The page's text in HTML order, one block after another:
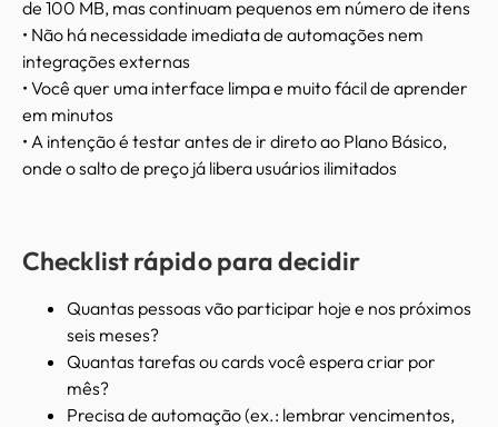
de 100 MB, mas continuam pequenos em número de itens
• Não há necessidade imediata de automações nem
integrações externas
• Você quer uma interface limpa e muito fácil de aprender
em minutos
• A intenção é testar antes de ir direto ao Plano Básico,
onde o salto de preço já libera usuários ilimitados
Checklist rápido para decidir
Quantas pessoas vão participar hoje e nos próximos
seis meses?
Quantas tarefas ou cards você espera criar por
mês?
Precisa de automação (ex.: lembrar vencimentos,